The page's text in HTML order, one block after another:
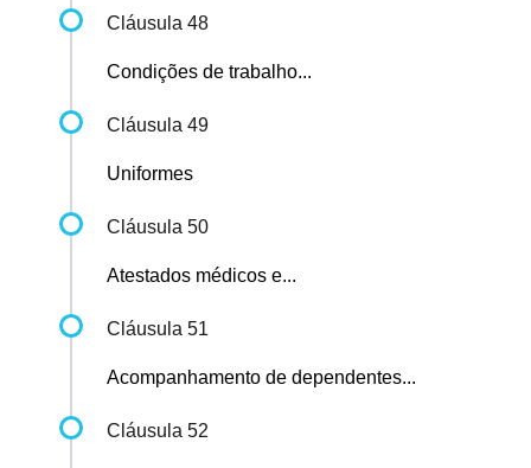
Cláusula 48
Condições de trabalho...
Cláusula 49
Uniformes
Cláusula 50
Atestados médicos e...
Cláusula 51
Acompanhamento de dependentes...
Cláusula 52